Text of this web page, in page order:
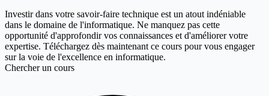
Investir dans votre savoir-faire technique est un atout indéniable
dans le domaine de l'informatique. Ne manquez pas cette
opportunité d'approfondir vos connaissances et d'améliorer votre
expertise. Téléchargez dès maintenant ce cours pour vous engager
sur la voie de l'excellence en informatique.
Chercher un cours